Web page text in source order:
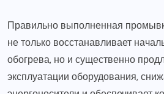
Правильно выполненная
не только восстанавливает
обогрева, но и существенно
эксплуатации оборудования,